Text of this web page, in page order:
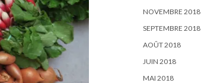
NOVEMBRE 2018
SEPTEMBRE 2018
AOÛT 2018
JUIN 2018
MAI 2018